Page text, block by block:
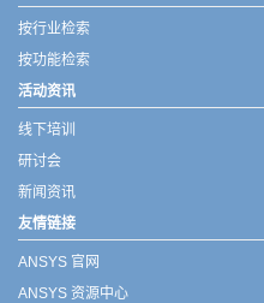
按行业检索
按功能检索
活动资讯
线下培训
研讨会
新闻资讯
友情链接
ANSYS 官网
ANSYS 资源中心